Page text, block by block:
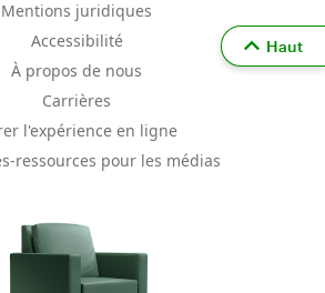
Mentions juridiques
Accessibilité
À propos de nous
Carrières
l'expérience en ligne
ressources pour les médias
Haut